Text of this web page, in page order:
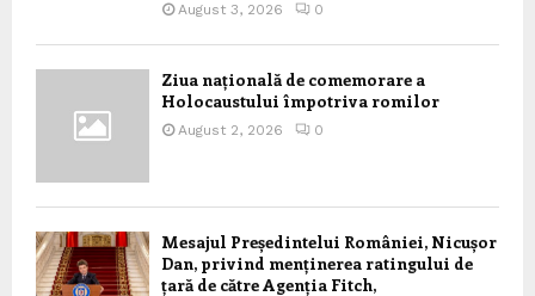
August 3, 2026 0
Ziua națională de comemorare a
Holocaustului împotriva romilor
August 2, 2026 0
Mesajul Președintelui României, Nicușor
Dan, privind menținerea ratingului de
țară de către Agenția Fitch,